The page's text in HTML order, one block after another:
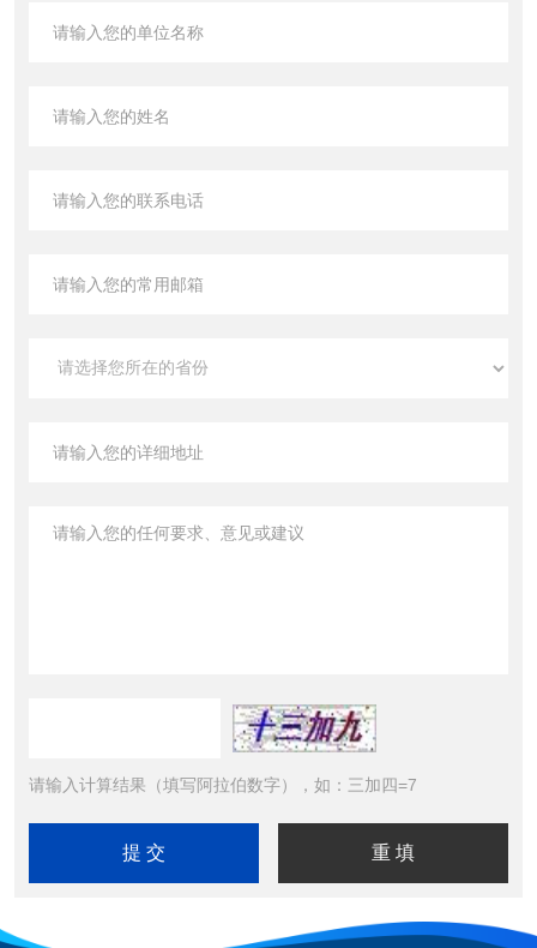
请输入计算结果（填写阿拉伯数字），如：三加四=7